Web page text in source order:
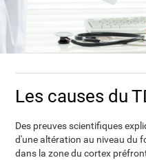
Les causes du
Des preuves scientifiques
d'une altération au niveau du
dans la zone du cortex